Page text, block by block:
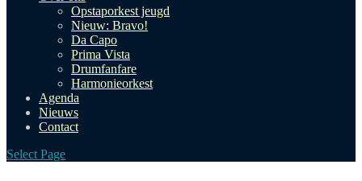
Opstaporkest jeugd
Nieuw: Bravo!
Da Capo
Prima Vista
Drumfanfare
Harmonieorkest
Agenda
Nieuws
Contact
Select Page